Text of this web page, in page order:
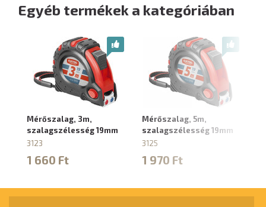
Egyéb termékek a kategóriában
Mérőszalag, 3m,
szalagszélesség 19mm
3123
1 660 Ft
Mérőszalag, 5m,
szalagszélesség 19mm
3125
1 970 Ft